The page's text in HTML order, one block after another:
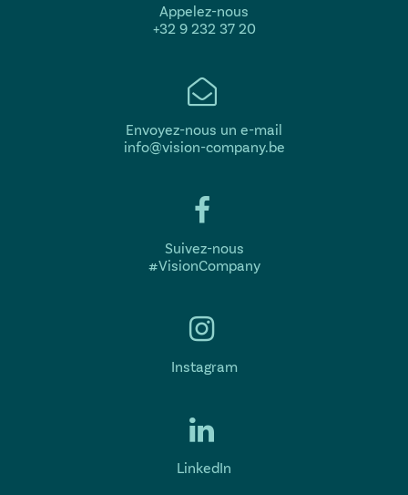
Appelez-nous
+32 9 232 37 20
Envoyez-nous un e-mail
info@vision-company.be
Suivez-nous
#VisionCompany
Instagram
LinkedIn